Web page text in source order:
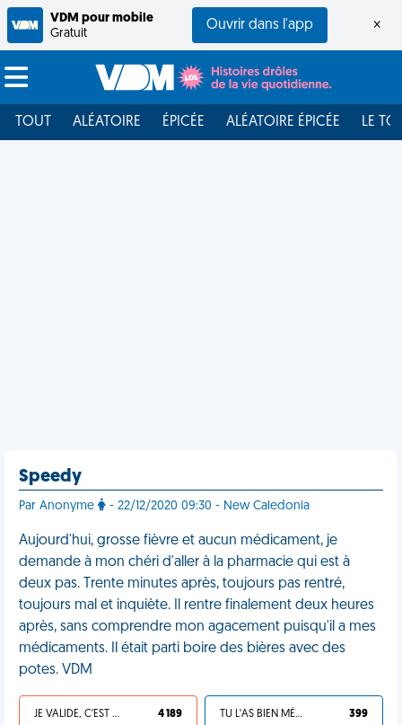
VDM pour mobile
Gratuit
Ouvrir dans l'app ×
TOUT ALÉATOIRE ÉPICÉE ALÉATOIRE ÉPICÉE LE
Speedy
Par Anonyme - 22/12/2020 09:30 - New Caledonia
Aujourd'hui, grosse fièvre et aucun médicament, je
demande à mon chéri d'aller à la pharmacie qui est à
deux pas. Trente minutes après, toujours pas rentré,
toujours mal et inquiète. Il rentre finalement deux heures
après, sans comprendre mon agacement puisqu'il a mes
médicaments. Il était parti boire des bières avec des
potes. VDM
JE VALIDE, C'EST UNE VDM 4 189 TU L'AS BIEN MÉRITÉ 399